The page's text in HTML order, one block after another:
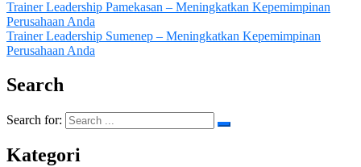
Trainer Leadership Pamekasan – Meningkatkan Kepemimpinan
Perusahaan Anda
Trainer Leadership Sumenep – Meningkatkan Kepemimpinan
Perusahaan Anda
Search
Search for:
Kategori